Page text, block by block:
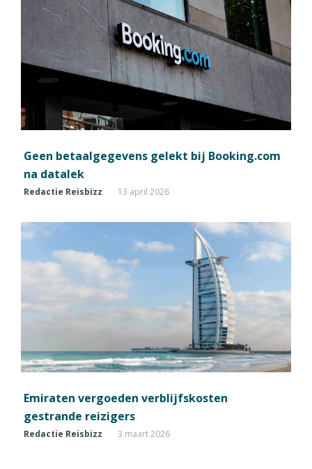
Geen betaalgegevens gelekt bij Booking.com
na datalek
Redactie Reisbizz 13 april 2026
Emiraten vergoeden verblijfskosten
gestrande reizigers
Redactie Reisbizz 3 maart 2026